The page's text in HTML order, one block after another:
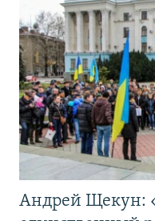
Андрей Щекун: